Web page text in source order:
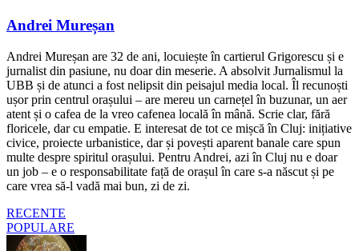
Andrei Mureșan
Andrei Mureșan are 32 de ani, locuiește în cartierul Grigorescu și e
jurnalist din pasiune, nu doar din meserie. A absolvit Jurnalismul la
UBB și de atunci a fost nelipsit din peisajul media local. Îl recunoști
ușor prin centrul orașului – are mereu un carnețel în buzunar, un aer
atent și o cafea de la vreo cafenea locală în mână. Scrie clar, fără
floricele, dar cu empatie. E interesat de tot ce mișcă în Cluj: inițiative
civice, proiecte urbanistice, dar și povești aparent banale care spun
multe despre spiritul orașului. Pentru Andrei, azi în Cluj nu e doar
un job – e o responsabilitate față de orașul în care s-a născut și pe
care vrea să-l vadă mai bun, zi de zi.
RECENTE
POPULARE